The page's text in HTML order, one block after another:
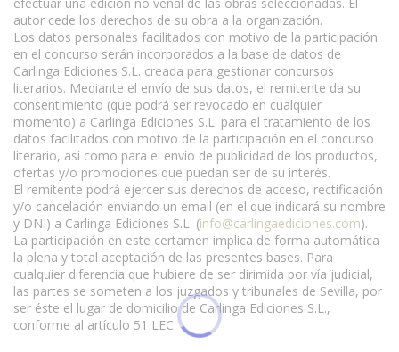
autor cede los derechos de su obra a la organización.
Los datos personales facilitados con motivo de la participación
en el concurso serán incorporados a la base de datos de
Carlinga Ediciones S.L. creada para gestionar concursos
literarios. Mediante el envío de sus datos, el remitente da su
consentimiento (que podrá ser revocado en cualquier
momento) a Carlinga Ediciones S.L. para el tratamiento de los
datos facilitados con motivo de la participación en el concurso
literario, así como para el envío de publicidad de los productos,
ofertas y/o promociones que puedan ser de su interés.
El remitente podrá ejercer sus derechos de acceso, rectificación
y/o cancelación enviando un email (en el que indicará su nombre
y DNI) a Carlinga Ediciones S.L. (info@carlingaediciones.com).
La participación en este certamen implica de forma automática
la plena y total aceptación de las presentes bases. Para
cualquier diferencia que hubiere de ser dirimida por vía judicial,
las partes se someten a los juzgados y tribunales de Sevilla, por
ser éste el lugar de domicilio de Carlinga Ediciones S.L.,
conforme al artículo 51 LEC.